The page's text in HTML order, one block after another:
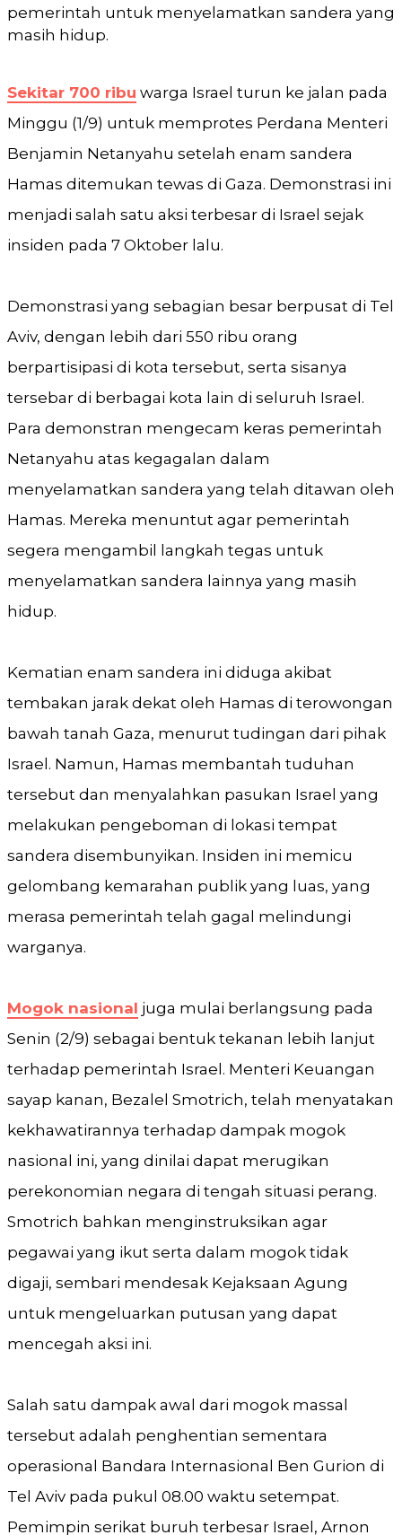
pemerintah untuk menyelamatkan sandera yang
masih hidup.
Sekitar 700 ribu warga Israel turun ke jalan pada
Minggu (1/9) untuk memprotes Perdana Menteri
Benjamin Netanyahu setelah enam sandera
Hamas ditemukan tewas di Gaza. Demonstrasi ini
menjadi salah satu aksi terbesar di Israel sejak
insiden pada 7 Oktober lalu.
Demonstrasi yang sebagian besar berpusat di Tel
Aviv, dengan lebih dari 550 ribu orang
berpartisipasi di kota tersebut, serta sisanya
tersebar di berbagai kota lain di seluruh Israel.
Para demonstran mengecam keras pemerintah
Netanyahu atas kegagalan dalam
menyelamatkan sandera yang telah ditawan oleh
Hamas. Mereka menuntut agar pemerintah
segera mengambil langkah tegas untuk
menyelamatkan sandera lainnya yang masih
hidup.
Kematian enam sandera ini diduga akibat
tembakan jarak dekat oleh Hamas di terowongan
bawah tanah Gaza, menurut tudingan dari pihak
Israel. Namun, Hamas membantah tuduhan
tersebut dan menyalahkan pasukan Israel yang
melakukan pengeboman di lokasi tempat
sandera disembunyikan. Insiden ini memicu
gelombang kemarahan publik yang luas, yang
merasa pemerintah telah gagal melindungi
warganya.
Mogok nasional juga mulai berlangsung pada
Senin (2/9) sebagai bentuk tekanan lebih lanjut
terhadap pemerintah Israel. Menteri Keuangan
sayap kanan, Bezalel Smotrich, telah menyatakan
kekhawatirannya terhadap dampak mogok
nasional ini, yang dinilai dapat merugikan
perekonomian negara di tengah situasi perang.
Smotrich bahkan menginstruksikan agar
pegawai yang ikut serta dalam mogok tidak
digaji, sembari mendesak Kejaksaan Agung
untuk mengeluarkan putusan yang dapat
mencegah aksi ini.
Salah satu dampak awal dari mogok massal
tersebut adalah penghentian sementara
operasional Bandara Internasional Ben Gurion di
Tel Aviv pada pukul 08.00 waktu setempat.
Pemimpin serikat buruh terbesar Israel, Arnon